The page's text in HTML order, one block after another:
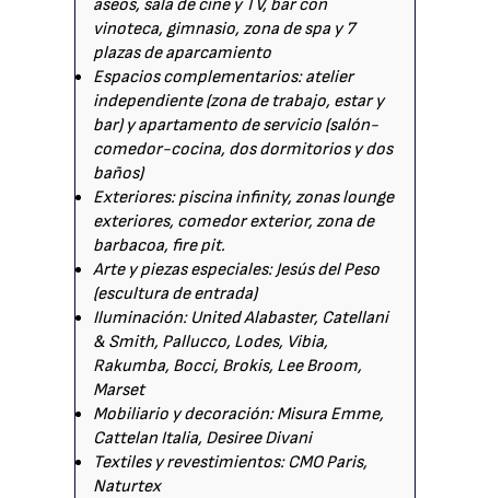
aseos, sala de cine y TV, bar con
vinoteca, gimnasio, zona de spa y 7
plazas de aparcamiento
Espacios complementarios: atelier
independiente (zona de trabajo, estar y
bar) y apartamento de servicio (salón-
comedor-cocina, dos dormitorios y dos
baños)
Exteriores: piscina infinity, zonas lounge
exteriores, comedor exterior, zona de
barbacoa, fire pit.
Arte y piezas especiales: Jesús del Peso
(escultura de entrada)
Iluminación: United Alabaster, Catellani
& Smith, Pallucco, Lodes, Vibia,
Rakumba, Bocci, Brokis, Lee Broom,
Marset
Mobiliario y decoración: Misura Emme,
Cattelan Italia, Desiree Divani
Textiles y revestimientos: CMO Paris,
Naturtex